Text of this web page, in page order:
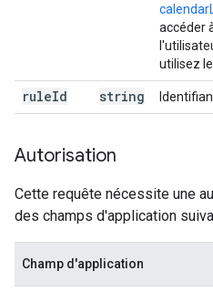
accéder
utilisez
ruleId string
Autorisation
Cette requête nécessite une
des champs d'application
Champ d'application